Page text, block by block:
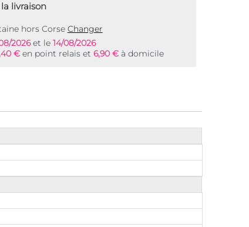
livraison
hors Corse Changer
2026et le 14/08/2026
€ en point relais et 6,90 €à domicile